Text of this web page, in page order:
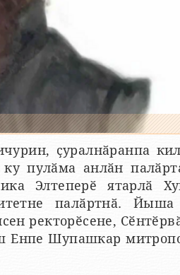
ҫуралнӑранпа
пулӑма анлӑн
Элтеперӗ ятарлӑ
палӑртнӑ. Йыша
ректорӗсене,
Енпе Шупашкар